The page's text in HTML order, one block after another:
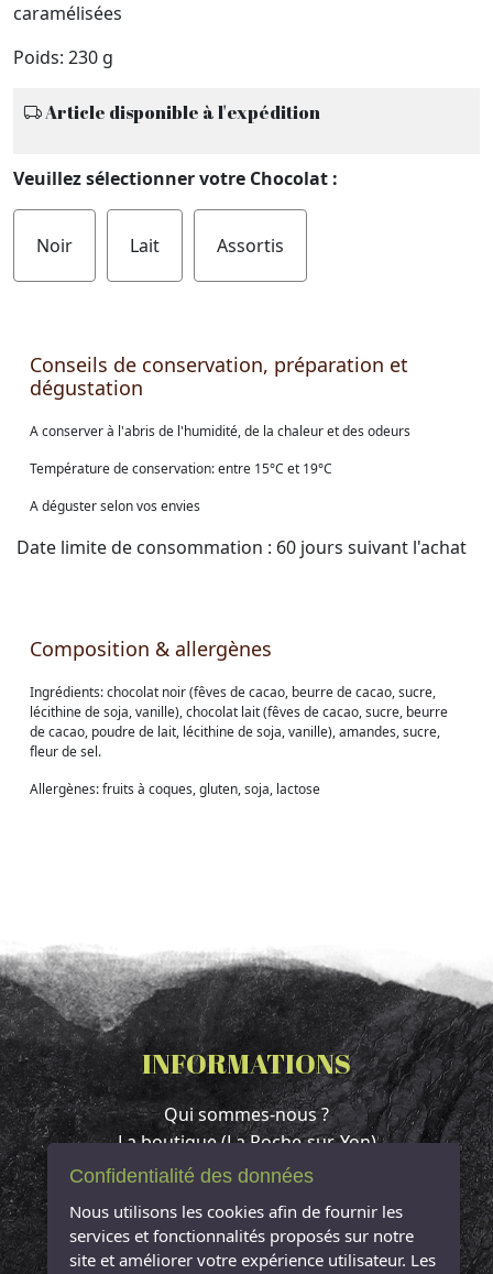
caramélisées
Poids: 230 g
Article disponible à l'expédition
Veuillez sélectionner votre Chocolat :
Noir Lait Assortis
Conseils de conservation, préparation et
dégustation
A conserver à l'abris de l'humidité, de la chaleur et des odeurs
Température de conservation: entre 15°C et 19°C
A déguster selon vos envies
Date limite de consommation : 60 jours suivant l'achat
Composition & allergènes
Ingrédients: chocolat noir (fêves de cacao, beurre de cacao, sucre,
lécithine de soja, vanille), chocolat lait (fêves de cacao, sucre, beurre
de cacao, poudre de lait, lécithine de soja, vanille), amandes, sucre,
fleur de sel.
Allergènes: fruits à coques, gluten, soja, lactose
INFORMATIONS
Qui sommes-nous ?
La boutique (La Roche-sur-Yon)
Contact & Accès
Mentions légales
Conditions Générales de Vente
Confidentialité des données
Nous utilisons les cookies afin de fournir les
services et fonctionnalités proposés sur notre
site et améliorer votre expérience utilisateur. Les